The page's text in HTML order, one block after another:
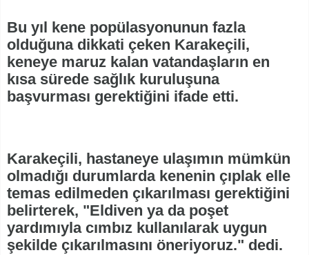
Bu yıl kene popülasyonunun fazla
olduğuna dikkati çeken Karakeçili,
keneye maruz kalan vatandaşların en
kısa sürede sağlık kuruluşuna
başvurması gerektiğini ifade etti.
Karakeçili, hastaneye ulaşımın mümkün
olmadığı durumlarda kenenin çıplak elle
temas edilmeden çıkarılması gerektiğini
belirterek, "Eldiven ya da poşet
yardımıyla cımbız kullanılarak uygun
şekilde çıkarılmasını öneriyoruz." dedi.